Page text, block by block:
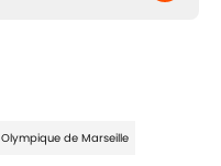
Olympique de Marseille